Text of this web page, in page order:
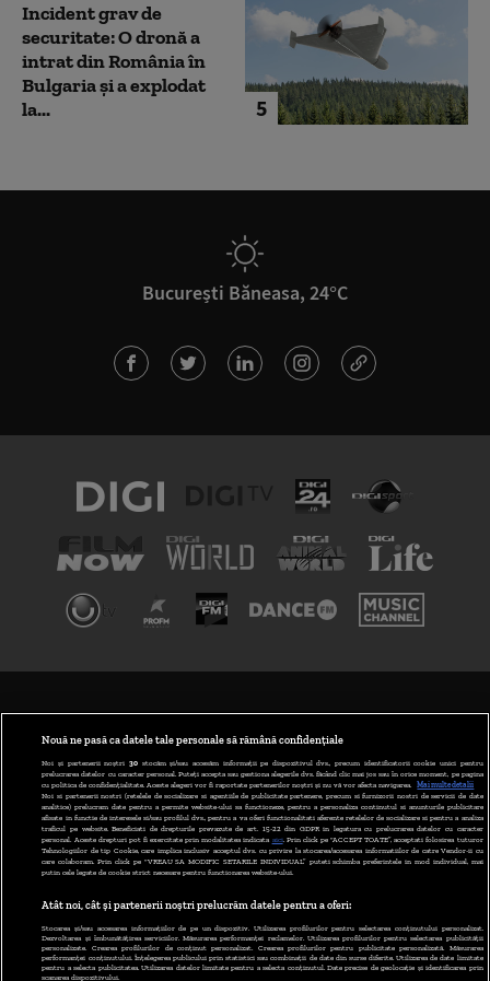
5
Incident grav de
securitate: O dronă a
intrat din România în
Bulgaria şi a explodat
la...
București Băneasa, 24°C
ABONARE DIGI TV
GESTIONAȚI PREFERINȚELE
CODUL DIGI24
CAMERE WEB
CONTACT/INFO
Nouă ne pasă ca datele tale personale să rămână confidențiale
Noi și partenerii noștri 30stocăm și/sau accesăm informații pe dispozitivul dvs., precum identificatorii cookie unici pentru
prelucrarea datelor cu caracter personal. Puteți accepta sau gestiona alegerile dvs. făcând clic mai jos sau în orice moment, pe pagina
cu politica de confidențialitate. Aceste alegeri vor fi raportate partenerilor noștri și nu vă vor afecta navigarea.
Mai multe detalii
Noi si partenerii nostri (retelele de socializare si agentiile de publicitate partenere, precum si furnizorii nostri de servicii de date
analitice) prelucram date pentru a permite website-ului sa functioneze, pentru a personaliza continutul si anunturile publicitare
afisate in functie de interesele si/sau profilul dvs., pentru a va oferi functionalitati aferente retelelor de socializare si pentru a analiza
traficul pe website. Beneficiati de drepturile prevazute de art. 15-22 din GDPR in legatura cu prelucrarea datelor cu caracter
personal. Aceste drepturi pot fi exercitate prin modalitatea indicata aici. Prin click pe “ACCEPT TOATE”, acceptati folosirea tuturor
Tehnologiilor de tip Cookie, care implica inclusiv acceptul dvs. cu privire la stocarea/accesarea informatiilor de catre Vendor-ii cu
care colaboram. Prin click pe “VREAU SA MODIFIC SETARILE INDIVIDUAL” puteti schimba preferintele in mod individual, mai
putin cele legate de cookie strict necesare pentru functionarea website-ului.
Atât noi, cât și partenerii noștri prelucrăm datele pentru a oferi:
Stocarea și/sau accesarea informațiilor de pe un dispozitiv. Utilizarea profilurilor pentru selectarea conținutului personalizat.
Dezvoltarea și îmbunătățirea serviciilor. Măsurarea performanței reclamelor. Utilizarea profilurilor pentru selectarea publicității
personalizate. Crearea profilurilor de conținut personalizat. Crearea profilurilor pentru publicitate personalizată. Măsurarea
performanței conținutului. Înțelegerea publicului prin statistici sau combinații de date din surse diferite. Utilizarea de date limitate
pentru a selecta publicitatea. Utilizarea datelor limitate pentru a selecta conținutul. Date precise de geolocație și identificarea prin
scanarea dispozitivului.